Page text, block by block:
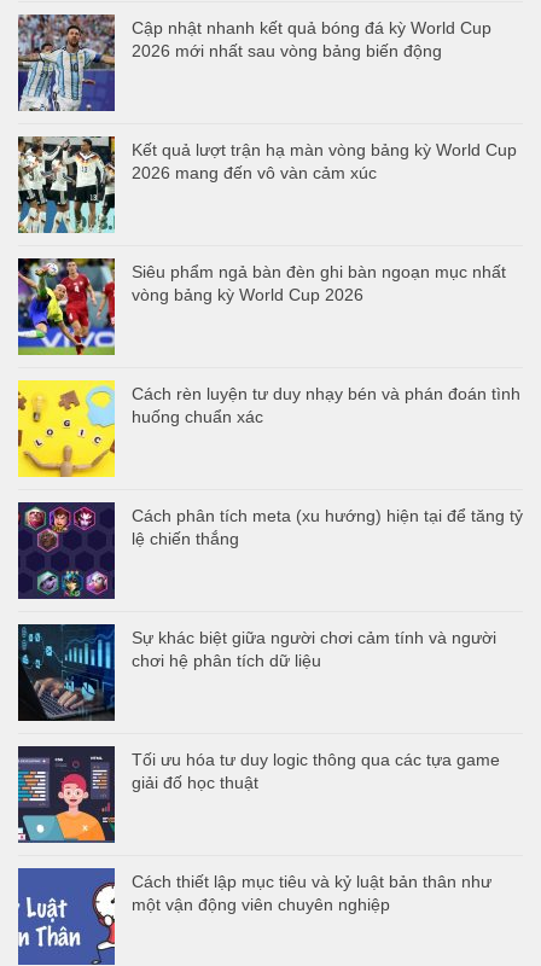
Cập nhật nhanh kết quả bóng đá kỳ World Cup
2026 mới nhất sau vòng bảng biến động
Kết quả lượt trận hạ màn vòng bảng kỳ World Cup
2026 mang đến vô vàn cảm xúc
Siêu phẩm ngả bàn đèn ghi bàn ngoạn mục nhất
vòng bảng kỳ World Cup 2026
Cách rèn luyện tư duy nhạy bén và phán đoán tình
huống chuẩn xác
Cách phân tích meta (xu hướng) hiện tại để tăng tỷ
lệ chiến thắng
Sự khác biệt giữa người chơi cảm tính và người
chơi hệ phân tích dữ liệu
Tối ưu hóa tư duy logic thông qua các tựa game
giải đố học thuật
Cách thiết lập mục tiêu và kỷ luật bản thân như
một vận động viên chuyên nghiệp